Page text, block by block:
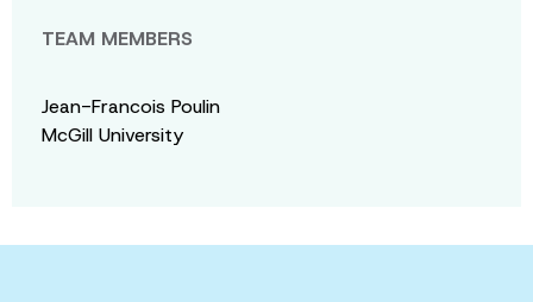
TEAM MEMBERS
Jean-Francois Poulin
McGill University